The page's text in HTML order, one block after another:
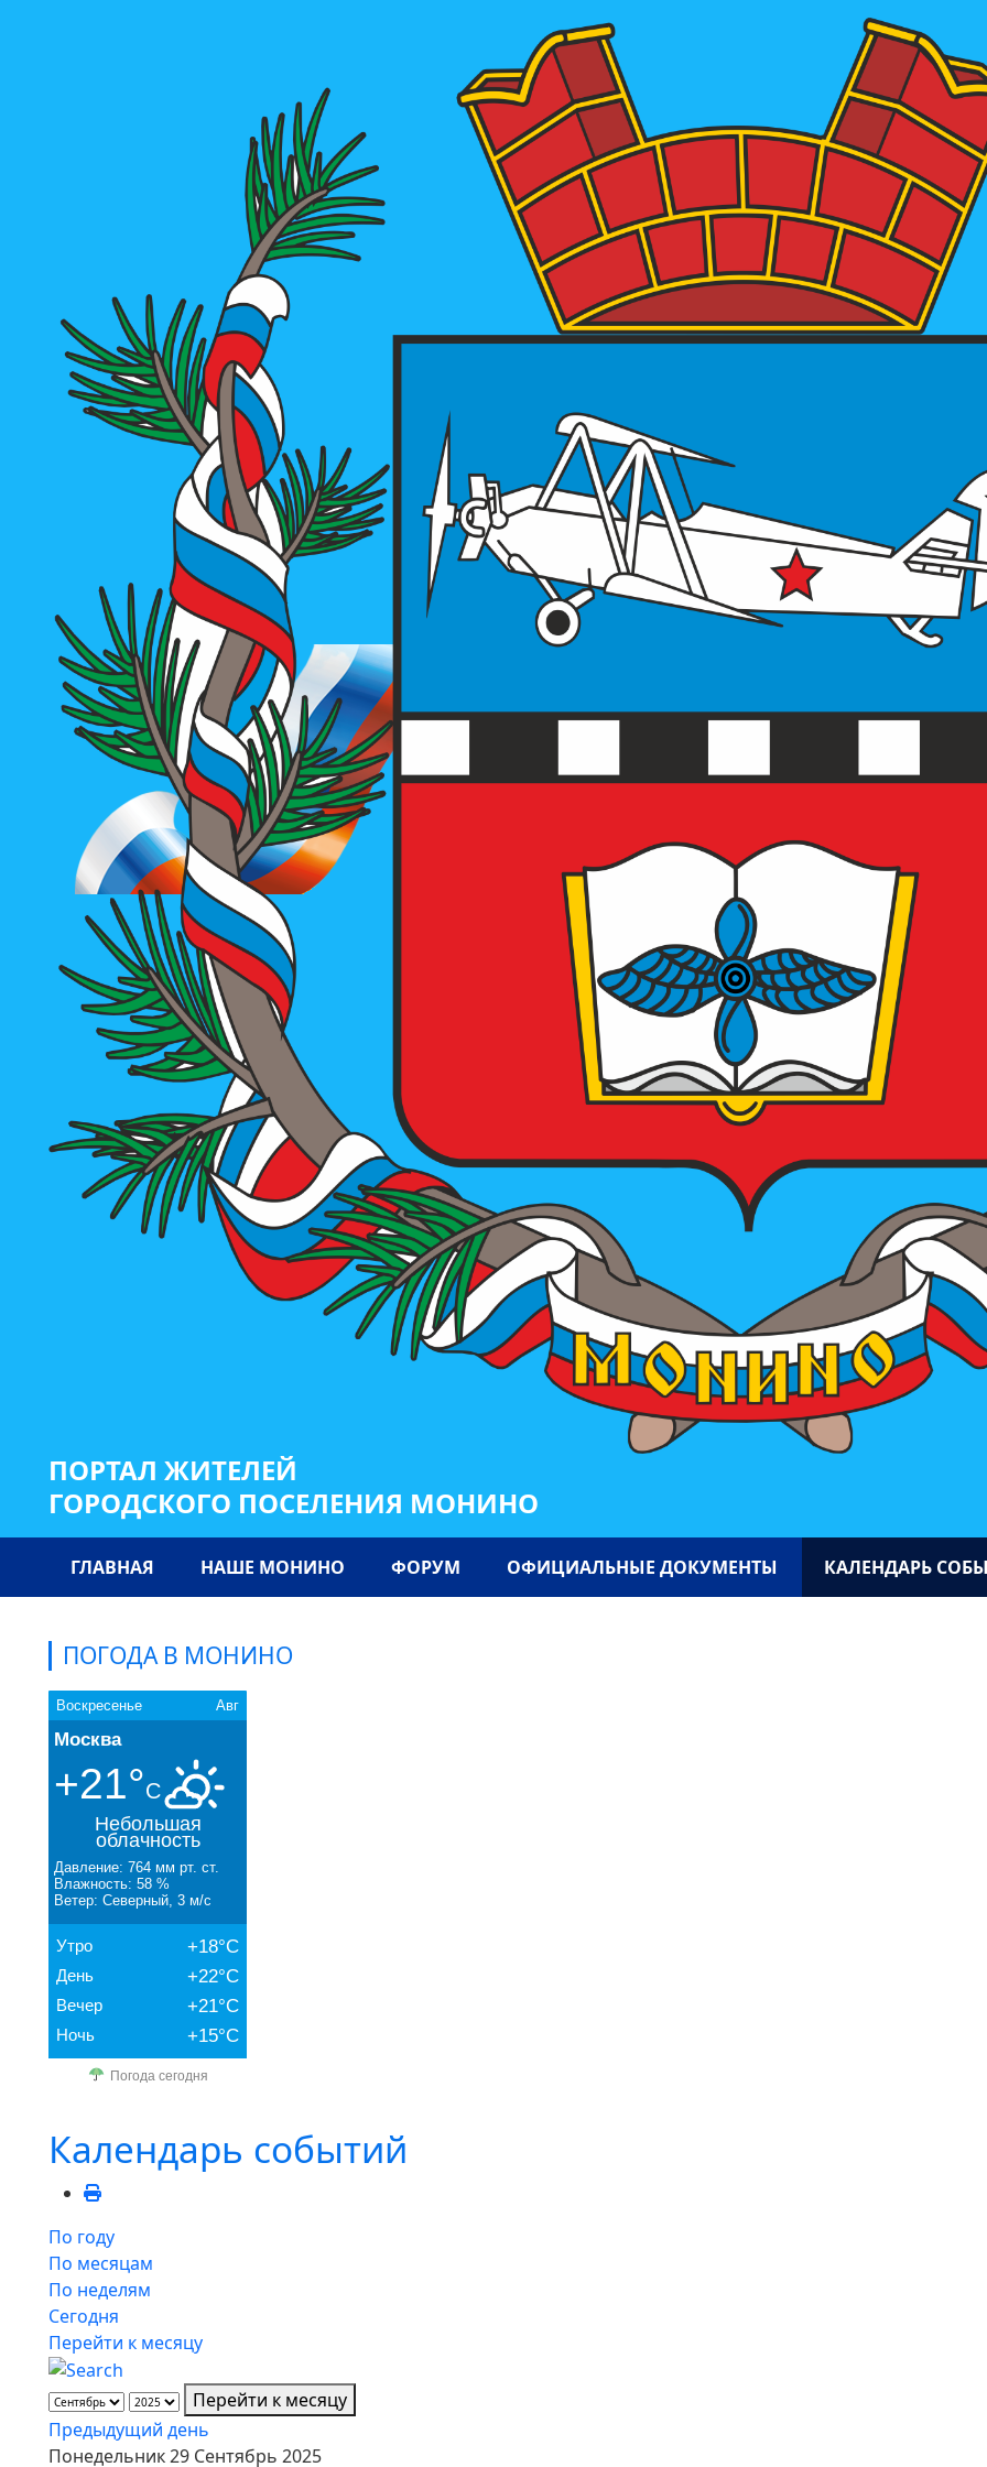
ПОРТАЛ ЖИТЕЛЕЙ
ГОРОДСКОГО ПОСЕЛЕНИЯ МОНИНО
ГЛАВНАЯ НАШЕ МОНИНО ФОРУМ ОФИЦИАЛЬНЫЕ ДОКУМЕНТЫ КАЛЕНДАРЬ
ПОГОДА В МОНИНО
Воскресенье Авг
Москва
+21°C
Небольшая
облачность
Давление: 764 мм рт. ст.
Влажность: 58 %
Ветер: Северный, 3 м/с
Утро +18°C
День +22°C
Вечер +21°C
Ночь +15°C
Погода сегодня
Календарь событий
По году
По месяцам
По неделям
Сегодня
Перейти к месяцу
Перейти к месяцу
Предыдущий день
Понедельник 29 Сентябрь 2025